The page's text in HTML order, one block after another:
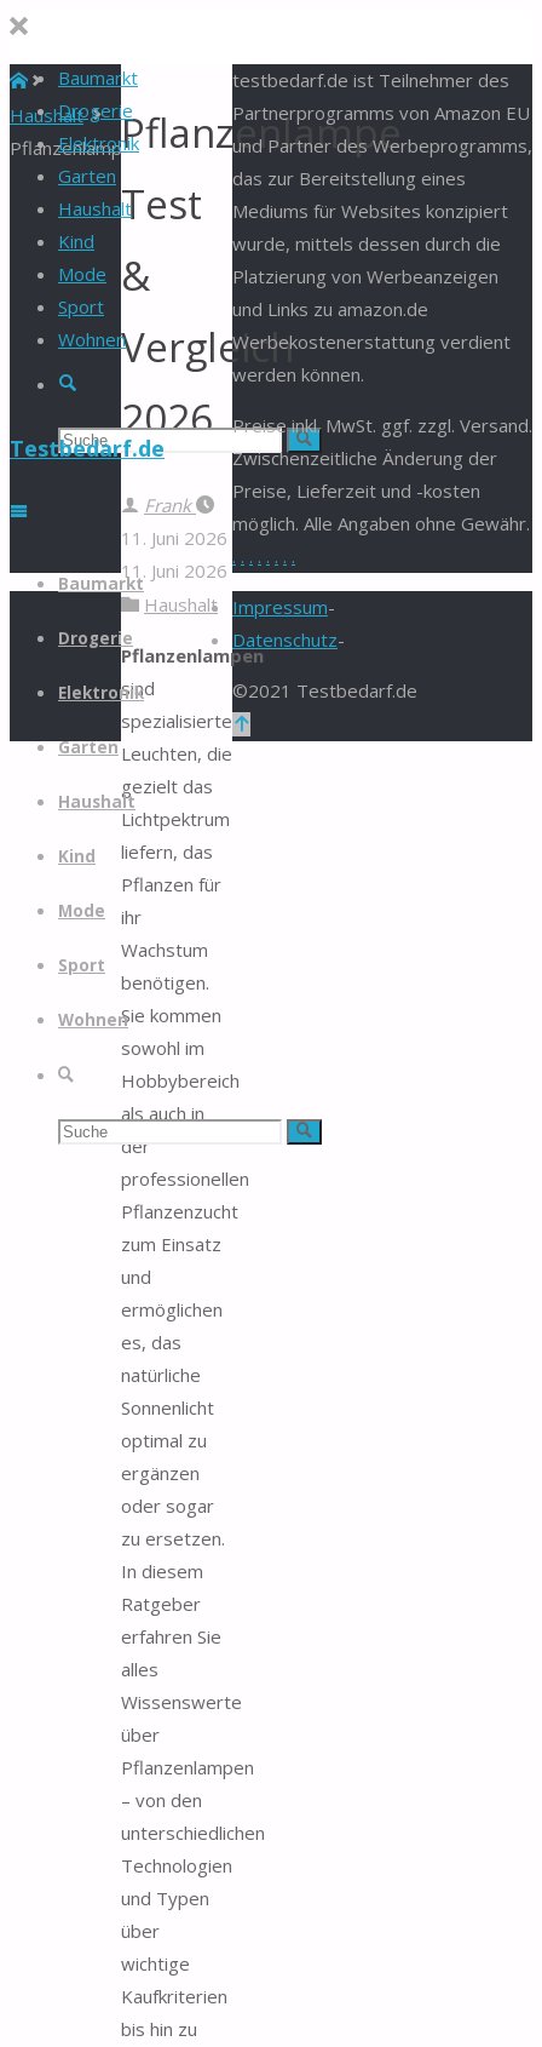
Baumarkt
Drogerie
Elektronik
Garten
Haushalt
Kind
Mode
Sport
Wohnen
Suche
Suchen Suche
Testbedarf.de
Zum
springen
Baumarkt
Drogerie
Elektronik
Garten
Haushalt
Kind
Mode
Sport
Wohnen
Suche
Suchen Suche
Start
Haushalt
PflanzenlampePflanzenlampe
Test
&
Vergleich
2026
Frank
11. Juni 2026
11. Juni 2026
Haushalt
Pflanzenlampen
sind
spezialisierte
Leuchten, die
gezielt das
Lichtpektrum
liefern, das
Pflanzen für
ihr
Wachstum
benötigen.
Sie kommen
sowohl im
Hobbybereich
als auch in
der
professionellen
Pflanzenzucht
zum Einsatz
und
ermöglichen
es, das
natürliche
Sonnenlicht
optimal zu
ergänzen
oder sogar
zu ersetzen.
In diesem
Ratgeber
erfahren Sie
alles
Wissenswerte
über
Pflanzenlampen
– von den
unterschiedlichen
Technologien
und Typen
über
wichtige
Kaufkriterien
bis hin zu
testbedarf.de ist Teilnehmer des
Partnerprogramms von Amazon EU
und Partner des Werbeprogramms,
das zur Bereitstellung eines
Mediums für Websites konzipiert
wurde, mittels dessen durch die
Platzierung von Werbeanzeigen
und Links zu amazon.de
Werbekostenerstattung verdient
werden können.
Preise inkl. MwSt. ggf. zzgl. Versand.
Zwischenzeitliche Änderung der
Preise, Lieferzeit und -kosten
möglich. Alle Angaben ohne Gewähr.
. . . . . . . .
Impressum-
Datenschutz-
©2021 Testbedarf.de
Zurück